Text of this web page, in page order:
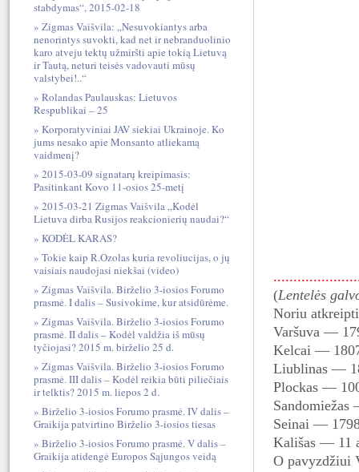
(Lentelės
Noriu
Varšuva —
Kelcai —
Liublinas —
Plockas —
Seinai —
Kališas — 11
O
stabdymas“, 2015-02-18
Zigmas Vaišvila: „Nesuvokiantys arba
nenorintys suvokti, kad net ir nebranduolinio
karo atveju tektų užmiršti apie tokią Lietuvą
ir Tautą, neturi teisės vadovauti mūsų
valstybei!..“
Rolandas Paulauskas: Lietuvos
Respublikai – 25
Korporatyviniai JAV siekiai Ukrainoje. Ko
jums nesako apie Monsanto atliekamą
vaidmenį?
2015-03-09 signatarų kreipimasis:
Pasitinkant Kovo 11-osios 25-metį
2015-03-21 Zigmas Vaišvila „Kodėl
Lietuva dirba Rusijos reakcionierių naudai?“
KODĖL KARAS?
Tokie kaip R.Ozolas kuria revoliucijas, o jų
vaisiais naudojasi niekšai (video)
Zigmas Vaišvila. Birželio 3-iosios Forumo
prasmė. I dalis – Susivokime, kur atsidūrėme.
Zigmas Vaišvila. Birželio 3-iosios Forumo
prasmė. II dalis – Kodėl valdžia iš mūsų
tyčiojasi? 2015 m. birželio 25 d.
Zigmas Vaišvila. Birželio 3-iosios Forumo
prasmė. III dalis – Kodėl reikia būti piliečiais
ir telktis? 2015 m. liepos 2 d.
Birželio 3-iosios Forumo prasmė. IV dalis –
Graikija patvirtino Birželio 3-iosios tiesas
Birželio 3-iosios Forumo prasmė. V dalis –
Graikija atidengė Europos Sąjungos veidą